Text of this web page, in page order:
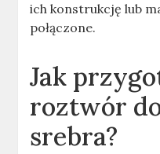
ich konstrukcję lub
połączone.
Jak
roztwór
srebra?